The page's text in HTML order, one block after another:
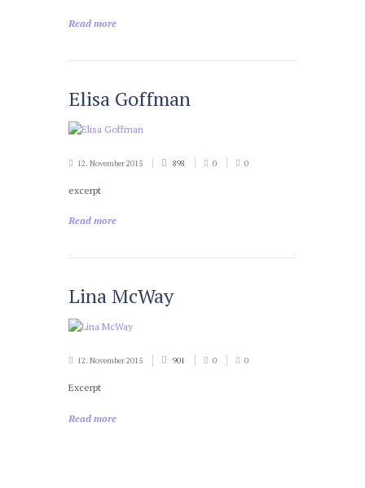
Read more
Elisa Goffman
12. November 2015 898 0 0
excerpt
Read more
Lina McWay
12. November 2015 901 0 0
Excerpt
Read more